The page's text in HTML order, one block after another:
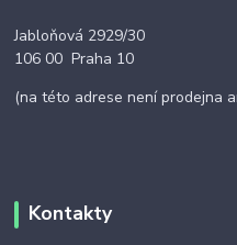
Jabloňová 2929/30
106 00 Praha 10
(na této adrese není prodejna
Kontakty